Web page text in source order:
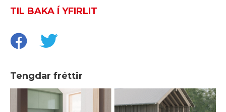
TIL BAKA Í YFIRLIT
Tengdar fréttir